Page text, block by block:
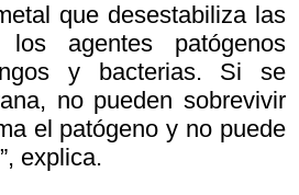
que desestabiliza las
los agentes patógenos
y bacterias. Si se
no pueden sobrevivir
el patógeno y no puede
explica.